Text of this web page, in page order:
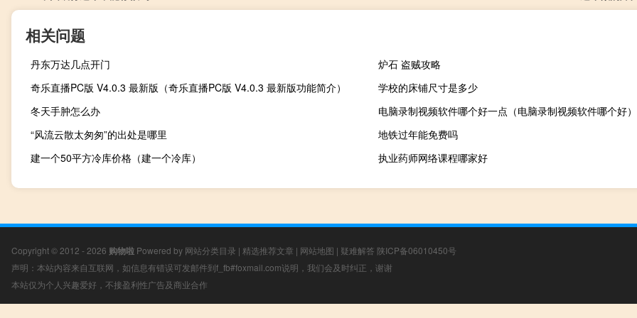
相关问题
丹东万达几点开门
炉石 盗贼攻略
奇乐直播PC版 V4.0.3 最新版（奇乐直播PC版 V4.0.3 最新版功能简介）
学校的床铺尺寸是多少
冬天手肿怎么办
电脑录制视频软件哪个好一点（电脑录制视频软件哪个好）
“风流云散太匆匆”的出处是哪里
地铁过年能免费吗
建一个50平方冷库价格（建一个冷库）
执业药师网络课程哪家好
Copyright © 2012 - 2026 购物啦 Powered by 网站分类目录 | 精选推荐文章 | 网站地图 | 疑难解答 陕ICP备06010450号
声明：本站内容来自互联网，如信息有错误可发邮件到f_fb#foxmail.com说明，我们会及时纠正，谢谢
本站仅为个人兴趣爱好，不接盈利性广告及商业合作